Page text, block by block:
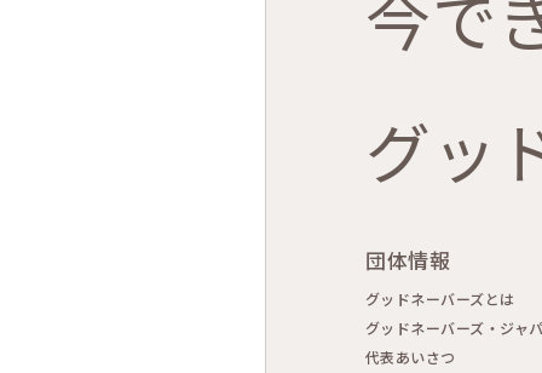
グッ
団体情報
グッドネーバーズとは
グッドネーバーズ・ジャ
代表あいさつ